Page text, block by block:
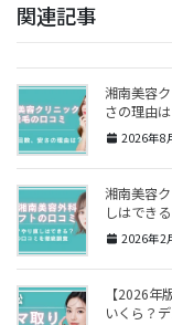
関連記事
湘南美容
さの理由は
2026年8
湘南美容
しはできる
2026年2
【2026
いくら？